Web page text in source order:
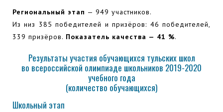
Региональный этап — 949 участников.
Из низ 385 победителей и призёров: 46 победителей,
339 призёров. Показатель качества — 41 %.
Результаты участия обучающихся тульских школ
во всероссийской олимпиаде школьников 2019-2020
учебного года
(количество обучающихся)
Школьный этап